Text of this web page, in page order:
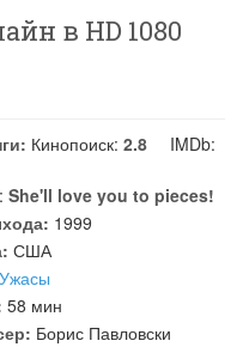
в HD 1080
Кинопоиск: 2.8
IMDb:
She'll love you to pieces!
1999
США
Ужасы
58 мин
Борис Павловски